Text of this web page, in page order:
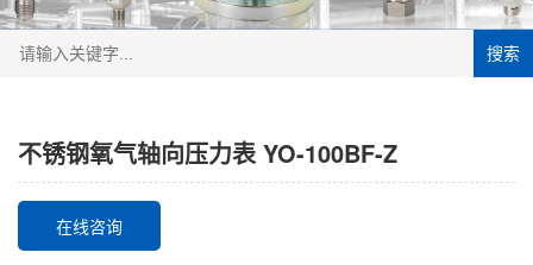
搜索
不锈钢氧气轴向压力表 YO-100BF-Z
在线咨询